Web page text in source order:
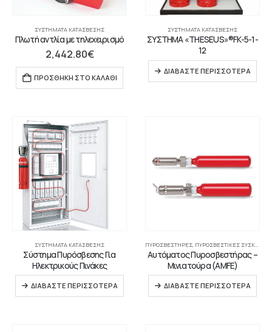
ΣΥΣΤΉΜΑΤΑ ΚΑΤΆΣΒΕΣΗΣ
Πλωτή αντλία με τηλεχειρισμό
2,442.80€
ΠΡΟΣΘΉΚΗ ΣΤΟ ΚΑΛΆΘΙ
ΣΥΣΤΉΜΑΤΑ ΚΑΤΆΣΒΕΣΗΣ
ΣΥΣΤΗΜΑ «THESEUS»®FK-5-1-
12
ΔΙΑΒΆΣΤΕ ΠΕΡΙΣΣΌΤΕΡΑ
ΣΥΣΤΉΜΑΤΑ ΚΑΤΆΣΒΕΣΗΣ
Σύστημα Πυρόσβεσης Για
Ηλεκτρικούς Πινάκες
ΔΙΑΒΆΣΤΕ ΠΕΡΙΣΣΌΤΕΡΑ
ΠΥΡΟΣΒΕΣΤΉΡΕΣ ΠΥΡΟΣΒΕΣΤΙΚΈΣ ΣΥΣΚΕΥΈΣ
Αυτόματος Πυροσβεστήρας –
Μινιατούρα (AMFE)
ΔΙΑΒΆΣΤΕ ΠΕΡΙΣΣΌΤΕΡΑ